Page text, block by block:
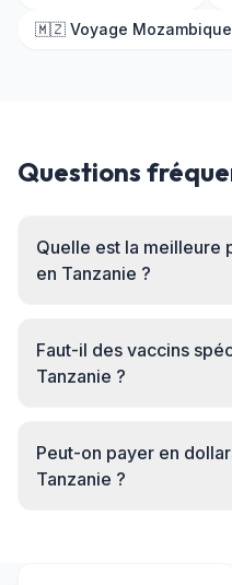
🇲🇿 Voyage Mozambique
Questions
Quelle est la meilleure
en Tanzanie ?
Faut-il des vaccins
Tanzanie ?
Peut-on payer en
Tanzanie ?